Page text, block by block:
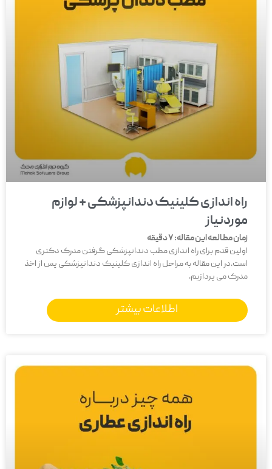
راه اندازی کلینیک دندانپزشکی + لوازم
موردنیاز
زمان مطالعه این مقاله:7دقیقه
اولین قدم برای راه اندازی مطب دندانپزشکی گرفتن مدرک دکتری
است.در این مقاله به مراحل راه اندازی کلینیک دندانپزشکی پس از اخذ
مدرک می پردازیم.
اطلاعات بیشتر